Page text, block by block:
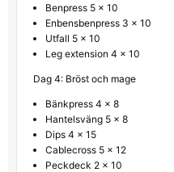
Benpress 5 x 10
Enbensbenpress 3 x 10
Utfall 5 x 10
Leg extension 4 x 10
Dag 4: Bröst och mage
Bänkpress 4 x 8
Hantelsväng 5 x 8
Dips 4 x 15
Cablecross 5 x 12
Peckdeck 2 x 10